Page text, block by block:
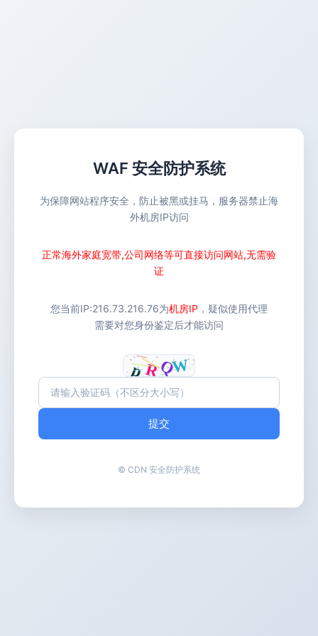
WAF 安全防护系统
为保障网站程序安全，防止被黑或挂马，服务器禁止海
外机房IP访问
正常海外家庭宽带,公司网络等可直接访问网站,无需验
证
您当前IP:216.73.216.76为机房IP ，疑似使用代理
需要对您身份鉴定后才能访问
提交
© CDN 安全防护系统